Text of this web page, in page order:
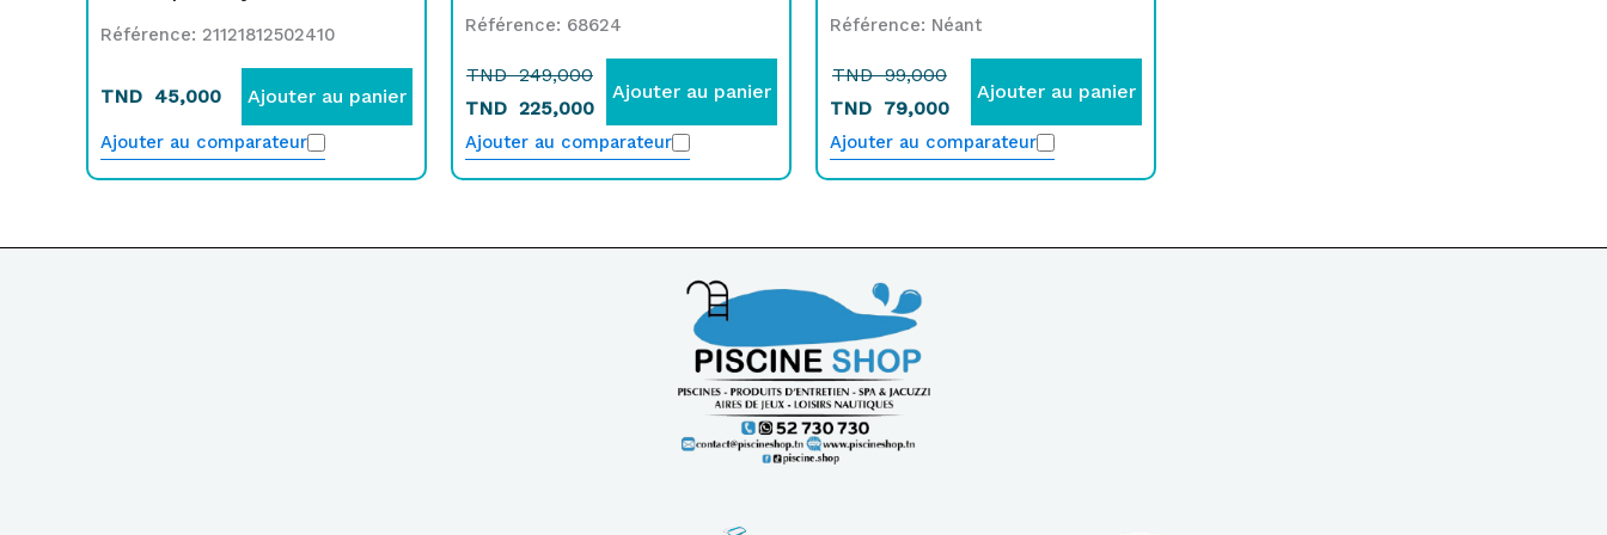
Référence: 21121812502410
TND 45,000 Ajouter au panier
Ajouter au comparateur
Référence: 68624
TND249,000
TND 225,000
Ajouter au panier
Ajouter au comparateur
Référence: Néant
TND99,000
TND 79,000
Ajouter au panier
Ajouter au comparateur